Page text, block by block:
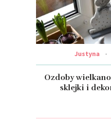
Justyna
Ozdoby
sklejki i